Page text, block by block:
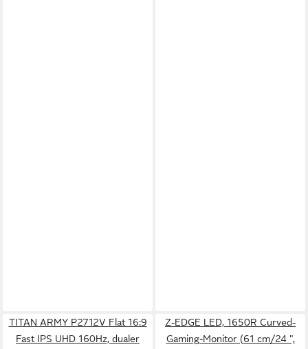
TITAN ARMY P2712V Flat 16:9
Fast IPS UHD 160Hz, dualer
Z-EDGE LED, 1650R Curved-
Gaming-Monitor (61 cm/24 ",